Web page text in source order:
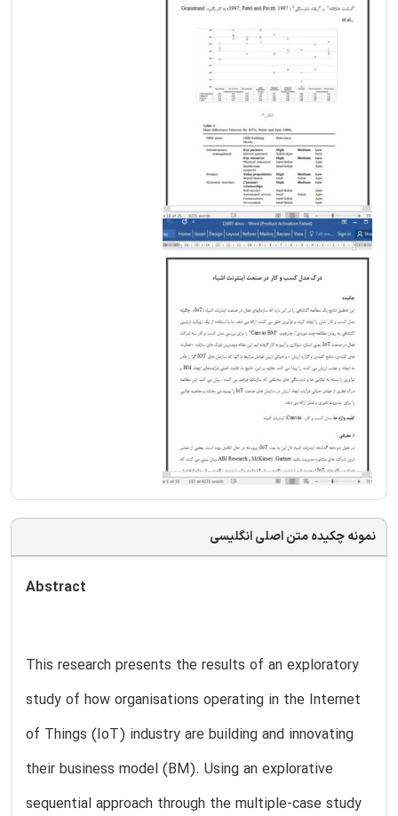
نمونه چکیده متن اصلی انگلیسی
Abstract
This research presents the results of an exploratory
study of how organisations operating in the Internet
of Things (IoT) industry are building and innovating
their business model (BM). Using an explorative
sequential approach through the multiple-case study